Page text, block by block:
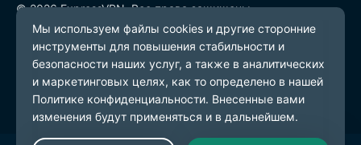
© 2026 ExpressVPN. Все права защищены.
Политика конфиденциальности
Условия предоставления услуг
Настройки файлов cookie